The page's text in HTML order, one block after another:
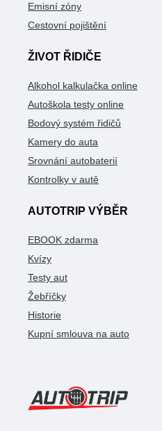
Emisní zóny
Cestovní pojištění
ŽIVOT ŘIDIČE
Alkohol kalkulačka online
Autoškola testy online
Bodový systém řidičů
Kamery do auta
Srovnání autobaterií
Kontrolky v autě
AUTOTRIP VÝBĚR
EBOOK zdarma
Kvízy
Testy aut
Žebříčky
Historie
Kupní smlouva na auto